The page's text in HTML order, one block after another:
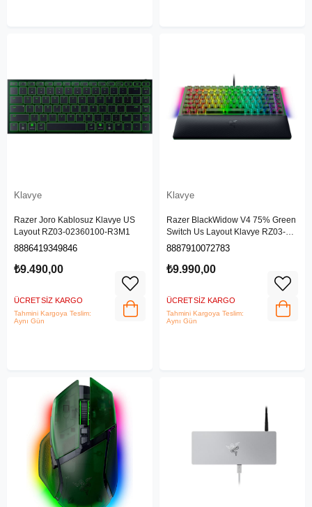
Klavye
Razer Joro Kablosuz Klavye US
Layout RZ03-02360100-R3M1
8886419349846
₺9.490,00
ÜCRETSIZ KARGO
Tahmini Kargoya Teslim:
Aynı Gün
Klavye
Razer BlackWidow V4 75% Green
Switch Us Layout Klavye RZ03-
05003300-R3M1
8887910072783
₺9.990,00
ÜCRETSIZ KARGO
Tahmini Kargoya Teslim:
Aynı Gün